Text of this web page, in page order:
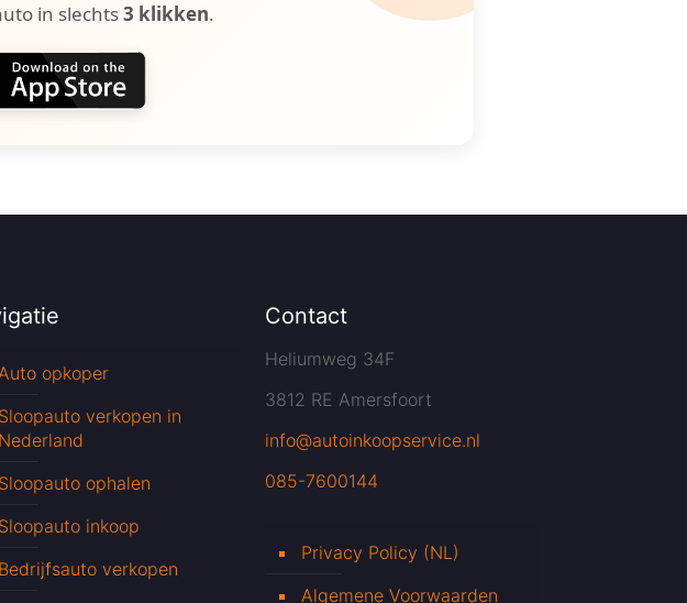
in slechts3 klikken.
opkoper
Sloopauto verkopen in
Nederland
Sloopauto ophalen
Sloopauto inkoop
Bedrijfsauto verkopen
Contact
Heliumweg 34F
3812 RE Amersfoort
info@autoinkoopservice.nl
085-7600144
Privacy Policy (NL)
Algemene Voorwaarden